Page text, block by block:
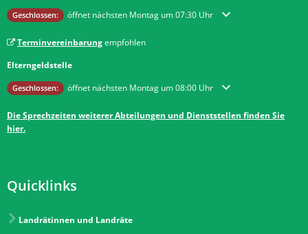
Klicken, um weitere Öffnungs- oder Schließzeiten auszublenden
Geschlossen: öffnet nächsten Montag um 07:30 Uhr
Terminvereinbarungempfohlen
Elterngeldstelle
Klicken, um weitere Öffnungs- oder Schließzeiten auszublenden
Geschlossen: öffnet nächsten Montag um 08:00 Uhr
Die Sprechzeiten weiterer Abteilungen und Dienststellen finden Sie
hier.
Quicklinks
Landrätinnen und Landräte